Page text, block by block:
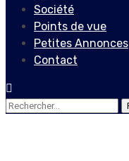
Société
Points de vue
Petites Annonces
Contact
Rechercher :